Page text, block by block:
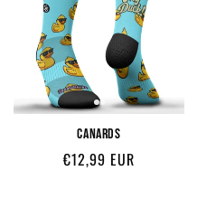
CANARDS
Prix
€12,99 EUR